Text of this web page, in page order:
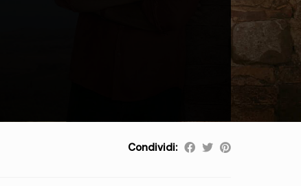
Condividi: